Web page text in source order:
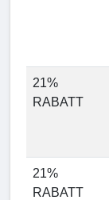
21%
RABATT
21%
RABATT